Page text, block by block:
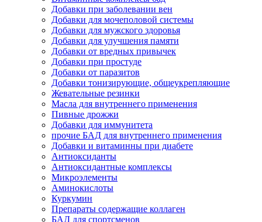
Добавки при заболевании вен
Добавки для мочеполовой системы
Добавки для мужского здоровья
Добавки для улучшения памяти
Добавки от вредных привычек
Добавки при простуде
Добавки от паразитов
Добавки тонизирующие, общеукрепляющие
Жевательные резинки
Масла для внутреннего применения
Пивные дрожжи
Добавки для иммунитета
прочие БАД для внутреннего применения
Добавки и витаминны при диабете
Антиоксиданты
Антиоксидантные комплексы
Микроэлементы
Аминокислоты
Куркумин
Препараты содержащие коллаген
БАД для спортсменов